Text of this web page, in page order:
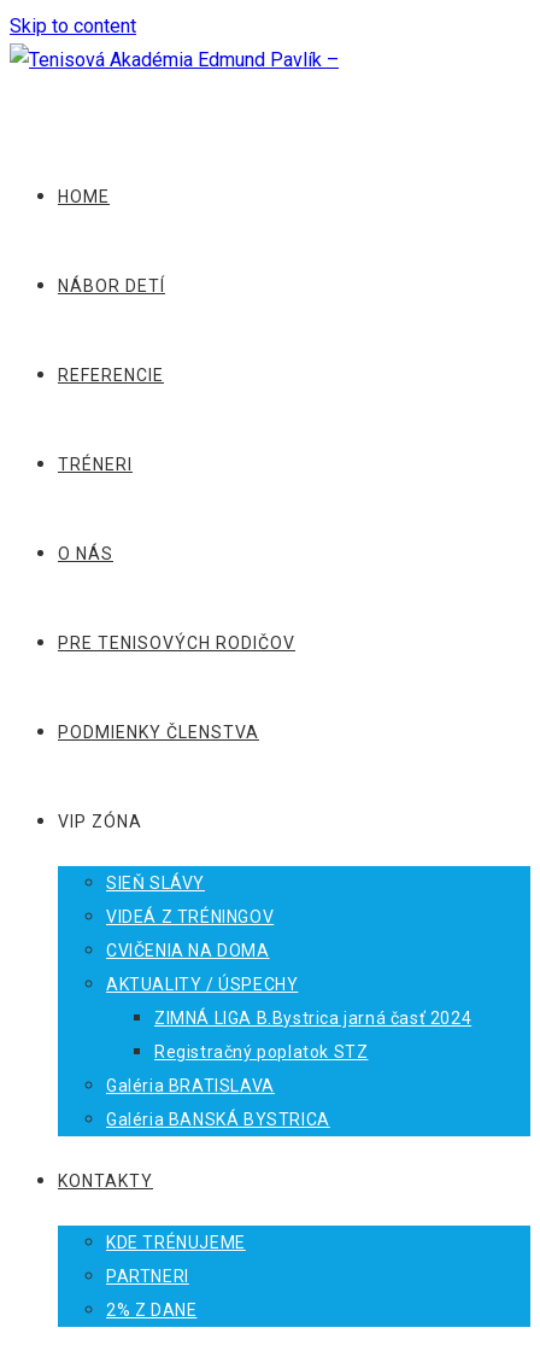
Skip to content
HOME
NÁBOR DETÍ
REFERENCIE
TRÉNERI
O NÁS
PRE TENISOVÝCH RODIČOV
PODMIENKY ČLENSTVA
VIP ZÓNA
SIEŇ SLÁVY
VIDEÁ Z TRÉNINGOV
CVIČENIA NA DOMA
AKTUALITY / ÚSPECHY
ZIMNÁ LIGA B.Bystrica jarná časť 2024
Registračný poplatok STZ
Galéria BRATISLAVA
Galéria BANSKÁ BYSTRICA
KONTAKTY
KDE TRÉNUJEME
PARTNERI
2% Z DANE